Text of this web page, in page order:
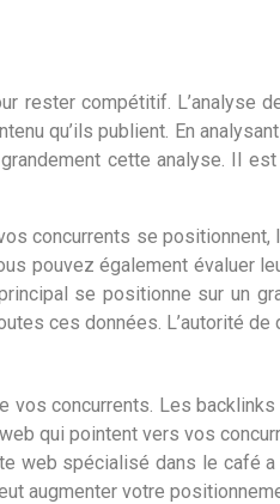
rester compétitif. L’analyse
qu’ils publient. En
cette analyse. Il
concurrents se
pouvez également évaluer
se positionne sur un
ces données. L’autorité
concurrents. Les
qui pointent vers vos
web spécialisé dans le café
augmenter votre